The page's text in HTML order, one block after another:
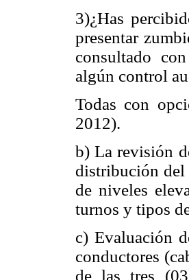
3)¿Has
presentar
consultado
algún control
Todas con
2012).
b) La revisión
distribución del
de niveles
turnos y tipos
c) Evaluación
conductores
de las tres